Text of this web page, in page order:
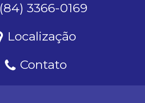
(84) 3366-0169
Localização
Contato